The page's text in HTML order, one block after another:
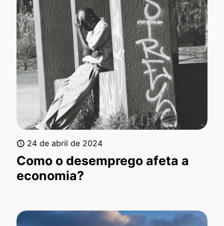
24 de abril de 2024
Como o desemprego afeta a
economia?